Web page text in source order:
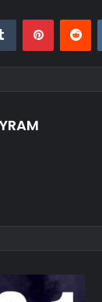
Tumblr Pinterest